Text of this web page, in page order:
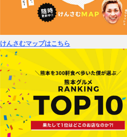
けんさむマップはこちら